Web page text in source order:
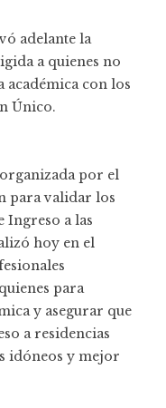
adelante la
a quienes no
con los
Único.
por el
para validar los
Ingreso a las
hoy en el
para
y asegurar que
a residencias
idóneos y mejor